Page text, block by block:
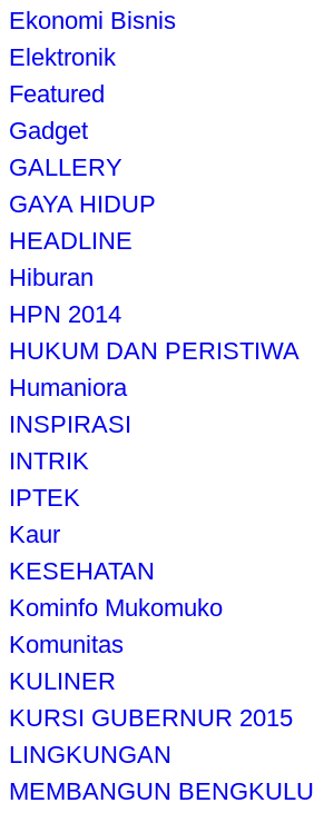
Ekonomi Bisnis
Elektronik
Featured
Gadget
GALLERY
GAYA HIDUP
HEADLINE
Hiburan
HPN 2014
HUKUM DAN PERISTIWA
Humaniora
INSPIRASI
INTRIK
IPTEK
Kaur
KESEHATAN
Kominfo Mukomuko
Komunitas
KULINER
KURSI GUBERNUR 2015
LINGKUNGAN
MEMBANGUN BENGKULU